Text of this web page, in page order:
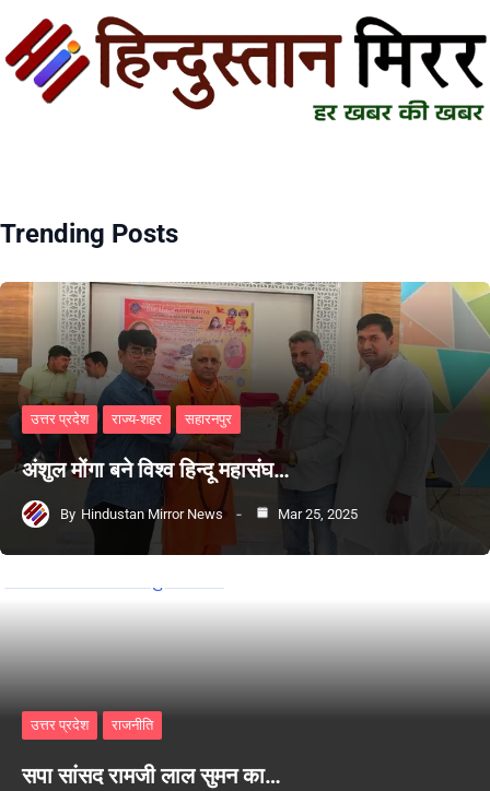
Trending Posts
उत्तर प्रदेश राज्य-शहर सहारनपुर
अंशुल मोंगा बने विश्व हिन्दू महासंघ…
By Hindustan Mirror News Mar 25, 2025
उत्तर प्रदेश राजनीति
सपा सांसद रामजी लाल सुमन का…